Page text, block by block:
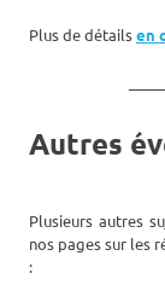
Plus de détailsen
Autres
Plusieurs autres
nos pages sur les
: